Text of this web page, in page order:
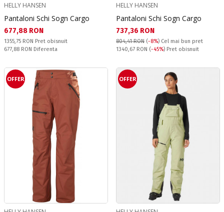
HELLY HANSEN
Pantaloni Schi Sogn Cargo
Текуща цена:
677,88 RON
Pret obisnuit:
1355,75 RON Pret obisnuit
Спестявате:
677,88 RON Diferenta
HELLY HANSEN
Pantaloni Schi Sogn Cargo
Текуща цена:
737,36 RON
804,41 RON (-8%) Cel mai bun pret
Pret obisnuit:
1340,67 RON (-45%) Pret obisnuit
OFFER OFFER